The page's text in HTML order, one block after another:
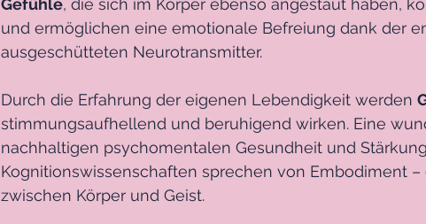
Gefühle, die sich im Körper ebenso angestaut haben,
und ermöglichen eine emotionale Befreiung dank der
ausgeschütteten Neurotransmitter.
Durch die Erfahrung der eigenen Lebendigkeit werden
stimmungsaufhellend und beruhigend wirken. Eine
nachhaltigen psychomentalen Gesundheit und
Kognitionswissenschaften sprechen von Embodiment
zwischen Körper und Geist.